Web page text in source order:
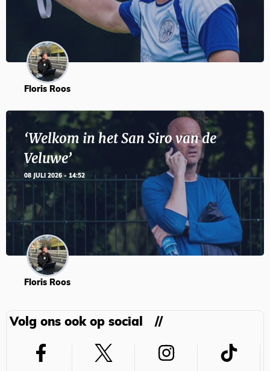
Floris Roos
‘Welkom in het San Siro van de
Veluwe’
08 JULI 2026 - 14:52
Floris Roos
Volg ons ook op social